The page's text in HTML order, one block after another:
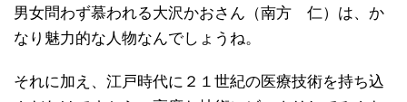
男女問わず慕われる大沢かおさん（南方 仁）は、か
なり魅力的な人物なんでしょうね。
それに加え、江戸時代に２１世紀の医療技術を持ち込